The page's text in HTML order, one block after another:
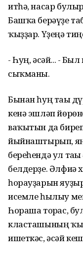
итһә, насар
Башҡа берәүҙе
ҡыҙҙар. Үҙеңә
- Һуң, әсәй... -
сыҡманы.
Бынан һуң тағы
кенә эшләп
ваҡытын да
йыйнаштырып,
береһендә ул
белдерҙе. Әлфиә
һорауҙарын
исемле һылыу
Һораша торғас,
класташының
ишеткәс, әсәй